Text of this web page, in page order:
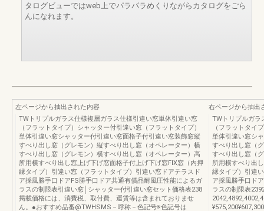
タログビューではweb上でパラパラめくりながらカタログをごら
んになれます。
左ページから抽出された内容
TWトリプルガラス仕様複層ガラス仕様引違い窓単体引違い窓
（フラットタイプ）シャッター付引違い窓（フラットタイプ）
単体引違い窓シャッター付引違い窓面格子付引違い窓装飾窓縦
すべり出し窓（グレモン）縦すべり出し窓（オペレーター）横
すべり出し窓（グレモン）横すべり出し窓（オペレーター）高
所用横すべり出し窓上げ下げ窓面格子付上げ下げ窓FIX窓（内押
縁タイプ）引違い窓（フラットタイプ）引違い窓ドアテラスド
ア採風勝手口ドアFS勝手口ドア共通有償品耐風圧性能によるガ
ラスの制限表引違い窓│シャッター付引違い窓セット価格表238
掲載価格には、消費税、取付費、運賃等は含まれておりませ
ん。●おすすめ品番@TWHSMS－呼称－色記号※色記号は
右ページから抽出
TWトリプルガラ
（フラットタイ
単体引違い窓シ
すべり出し窓（
すべり出し窓（
所用横すべり出
縁タイプ）引違
ア採風勝手口ド
ラスの制限表